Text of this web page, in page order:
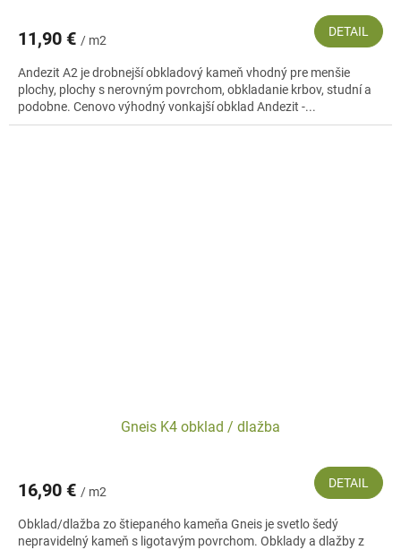
11,90 € / m2
DETAIL
Andezit A2 je drobnejší obkladový kameň vhodný pre menšie
plochy, plochy s nerovným povrchom, obkladanie krbov, studní a
podobne. Cenovo výhodný vonkajší obklad Andezit -...
Gneis K4 obklad / dlažba
16,90 € / m2
DETAIL
Obklad/dlažba zo štiepaného kameňa Gneis je svetlo šedý
nepravidelný kameň s ligotavým povrchom. Obklady a dlažby z